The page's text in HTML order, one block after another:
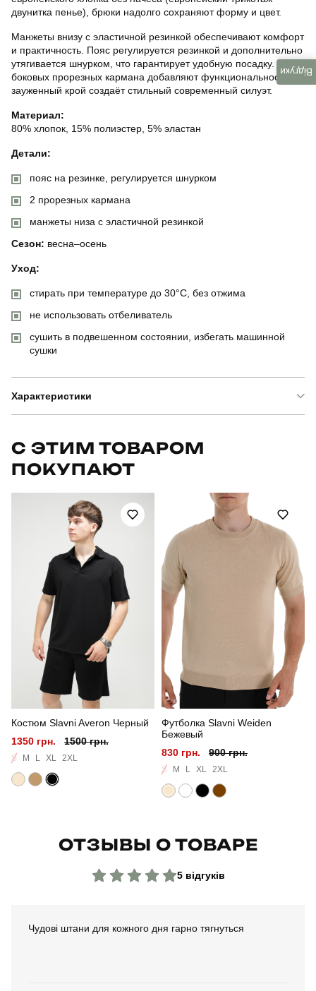
двунитка пенье), брюки надолго сохраняют форму и цвет.
Манжеты внизу с эластичной резинкой обеспечивают комфорт
и практичность. Пояс регулируется резинкой и дополнительно
утягивается шнурком, что гарантирует удобную посадку. Два
боковых прорезных кармана добавляют функциональности, а
зауженный крой создаёт стильный современный силуэт.
Материал:
80% хлопок, 15% полиэстер, 5% эластан
Детали:
пояс на резинке, регулируется шнурком
2 прорезных кармана
манжеты низа с эластичной резинкой
Сезон: весна–осень
Уход:
стирать при температуре до 30°C, без отжима
не использовать отбеливатель
сушить в подвешенном состоянии, избегать машинной
сушки
Характеристики
Модель
Призначення для повсякденного носіння
повсякденний
Сезон весна
Склад тканини 80% бавовна, 15% поліестер, 5% еластан
Країна - виробник україна
С ЭТИМ ТОВАРОМ
ПОКУПАЮТ
Костюм Slavni Averon Черный
1350 грн.
1500 грн.
S M L XL 2XL
Футболка Slavni Weiden
Бежевый
830 грн.
900 грн.
S M L XL 2XL
ОТЗЫВЫ О ТОВАРЕ
Відгуки
5 відгуків
Чудові штани для кожного дня гарно тягнуться